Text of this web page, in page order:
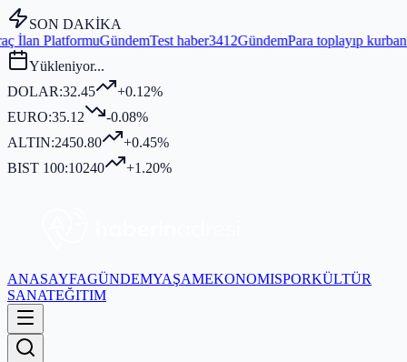
SON DAKİKA
Test haber3412GündemPara toplayıp kurban kesmediği iddia
Yükleniyor...
DOLAR:32.45
+0.12%
EURO:35.12
-0.08%
ALTIN:2450.80
+0.45%
BIST 100:10240 +1.20%
ANASAYFAGÜNDEMYAŞAMEKONOMISPORKÜLTÜR
SANATEĞITIM